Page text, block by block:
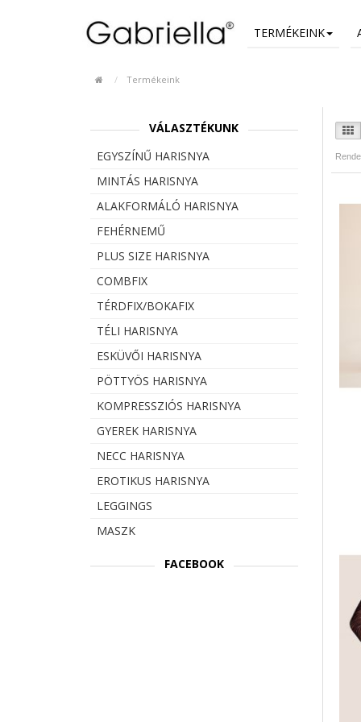
TERMÉKEINK
Termékeink
VÁLASZTÉKUNK
EGYSZÍNŰ HARISNYA
MINTÁS HARISNYA
ALAKFORMÁLÓ HARISNYA
FEHÉRNEMŰ
PLUS SIZE HARISNYA
COMBFIX
TÉRDFIX/BOKAFIX
TÉLI HARISNYA
ESKÜVŐI HARISNYA
PÖTTYÖS HARISNYA
KOMPRESSZIÓS HARISNYA
GYEREK HARISNYA
NECC HARISNYA
EROTIKUS HARISNYA
LEGGINGS
MASZK
FACEBOOK